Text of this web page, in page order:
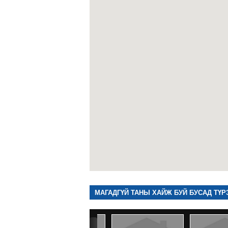
МАГАДГҮЙ ТАНЫ ХАЙЖ БУЙ БУСАД